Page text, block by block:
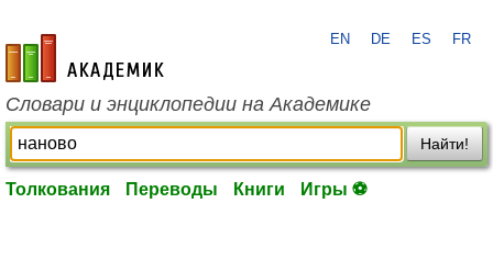
academic.ru
EN DE ES FR
Словари и энциклопедии на Академике
Найти!
Толкования Переводы Книги Игры ⚽